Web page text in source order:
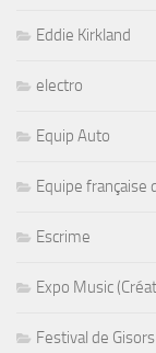
Eddie Kirkland
electro
Equip Auto
Equipe française
Escrime
Expo Music
Festival de Gisors